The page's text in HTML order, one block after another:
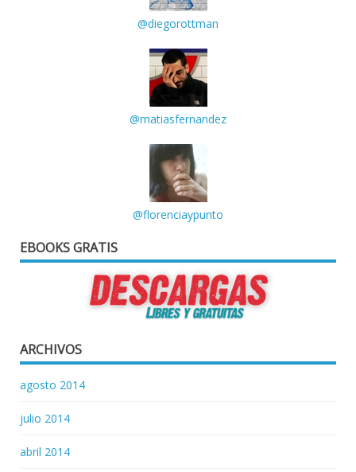
@diegorottman
@matiasfernandez
@florenciaypunto
EBOOKS GRATIS
ARCHIVOS
agosto 2014
julio 2014
abril 2014